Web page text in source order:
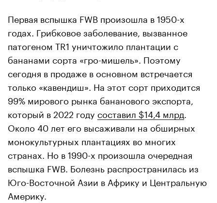
Первая вспышка FWB произошла в 1950-х
годах. Грибковое заболевание, вызванное
патогеном TR1 уничтожило плантации с
бананами сорта «гро-мишель». Поэтому
сегодня в продаже в основном встречается
только «кавендиш». На этот сорт приходится
99% мирового рынка бананового экспорта,
который в 2022 году составил $14,4 млрд
Около 40 лет его высаживали на обширных
монокультурных плантациях во многих
странах. Но в 1990-х произошла очередная
вспышка FWB. Болезнь распространилась из
Юго-Восточной Азии в Африку и Центральную
Америку.